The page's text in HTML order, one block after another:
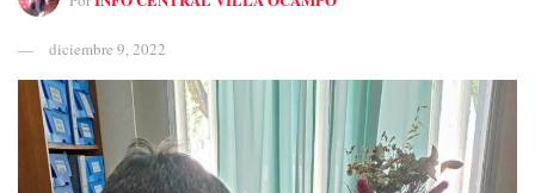
diciembre 9, 2022